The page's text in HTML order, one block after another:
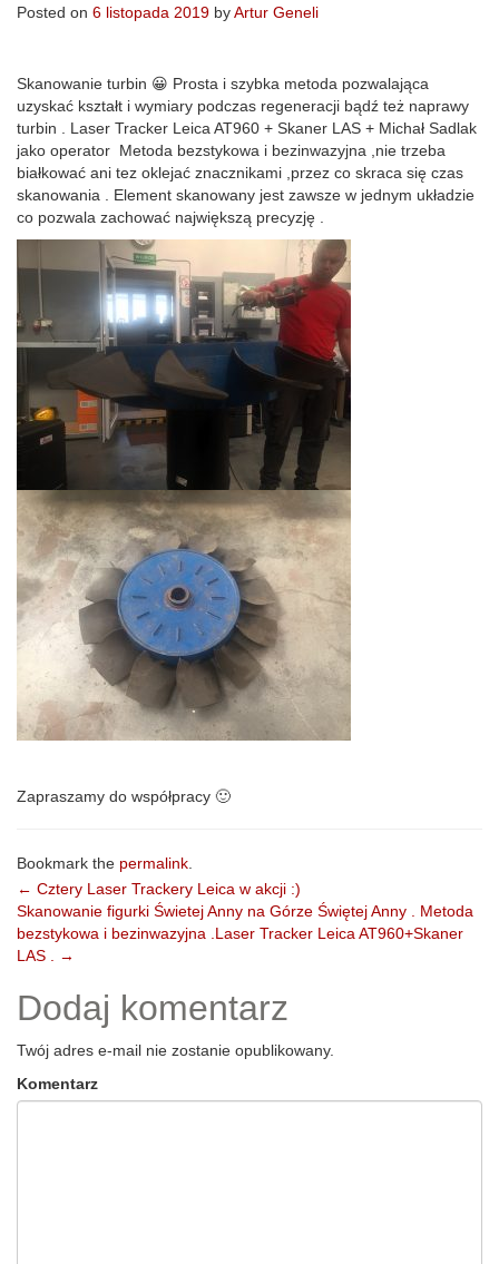
Posted on 6 listopada 2019 byArtur Geneli
Skanowanie turbin 😀 Prosta i szybka metoda pozwalająca
uzyskać kształt i wymiary podczas regeneracji bądź też naprawy
turbin . Laser Tracker Leica AT960 + Skaner LAS + Michał Sadlak
jako operator Metoda bezstykowa i bezinwazyjna ,nie trzeba
białkować ani tez oklejać znacznikami ,przez co skraca się czas
skanowania . Element skanowany jest zawsze w jednym układzie
co pozwala zachować największą precyzję .
Zapraszamy do współpracy 🙂
Bookmark the permalink
Post
navigation
← Cztery Laser Trackery Leica w akcji :)
Skanowanie figurki Świetej Anny na Górze Świętej Anny . Metoda
bezstykowa i bezinwazyjna .Laser Tracker Leica AT960+Skaner
LAS .
→
Dodaj komentarz
Twój adres e-mail nie zostanie opublikowany.
Komentarz